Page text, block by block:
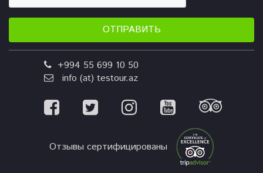
ОТПРАВИТЬ
+994 55 699 10 50
info (at) testour.az
Отзывы сертифицированы